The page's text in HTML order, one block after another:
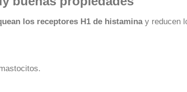
los receptores H1 de histaminay reducen